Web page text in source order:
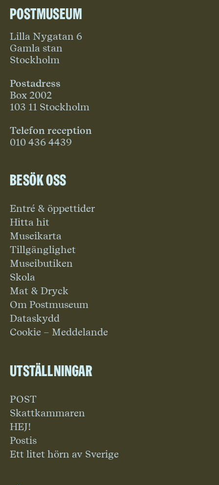
Postmuseum
Lilla Nygatan 6
Gamla stan
Stockholm
Postadress
Box 2002
103 11 Stockholm
Telefon reception
010 436 4439
Besök oss
Entré & öppettider
Hitta hit
Museikarta
Tillgänglighet
Museibutiken
Skola
Mat & Dryck
Om Postmuseum
Dataskydd
Cookie – Meddelande
Utställningar
POST
Skattkammaren
HEJ!
Postis
Ett litet hörn av Sverige